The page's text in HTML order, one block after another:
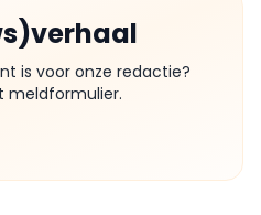
is voor onze redactie?
meldformulier.